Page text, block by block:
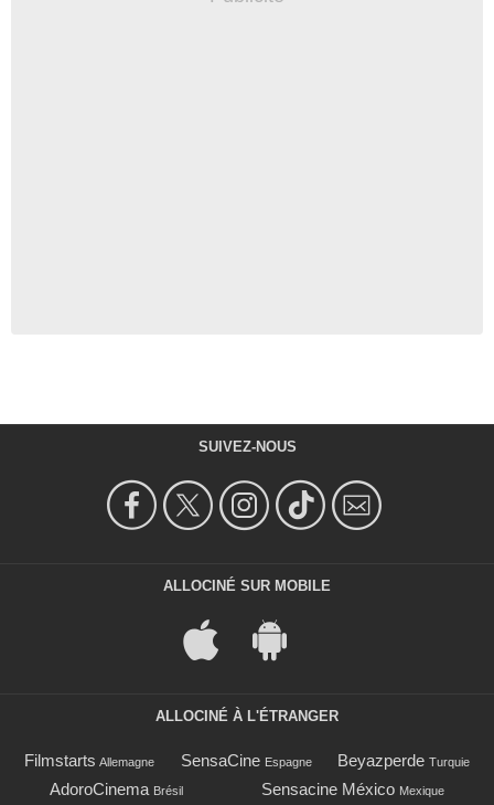
SUIVEZ-NOUS
ALLOCINÉ SUR MOBILE
ALLOCINÉ À L'ÉTRANGER
Filmstarts Allemagne SensaCine Espagne Beyazperde Turquie
AdoroCinema Brésil Sensacine México Mexique